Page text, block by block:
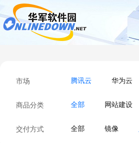
市场 腾讯云 华为云
商品分类 全部 网站建设
交付方式 全部 镜像